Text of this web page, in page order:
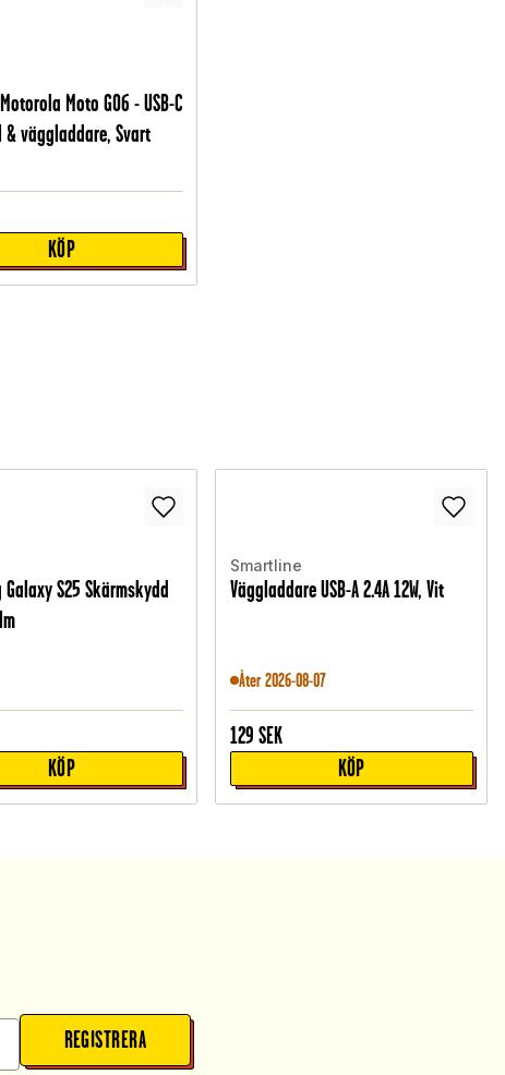
Moto G06 - USB-C
& väggladdare, Svart
KÖP
Galaxy S25 Skärmskydd
KÖP
Smartline
Väggladdare USB-A 2.4A 12W, Vit
Åter 2026-08-07
129 SEK
KÖP
REGISTRERA